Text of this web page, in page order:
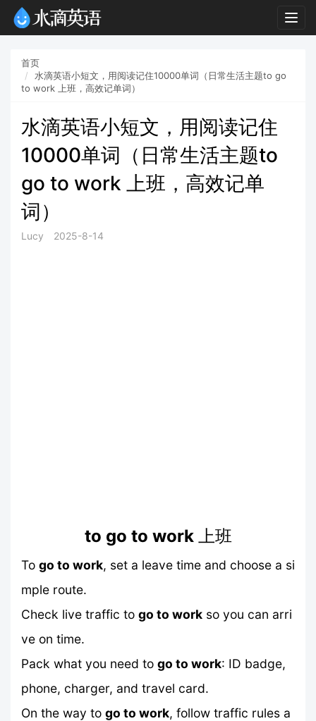
首页
水滴英语小短文，用阅读记住10000单词（日常生活主题to go
to work 上班，高效记单词）
水滴英语小短文，用阅读记住
10000单词（日常生活主题to
go to work 上班，高效记单
词）
Lucy 2025-8-14
to go to work上班
To go to work, set a leave time and choose a si
mple route.
Check live traffic to go to work so you can arri
ve on time.
Pack what you need to go to work: ID badge,
phone, charger, and travel card.
On the way to go to work, follow traffic rules a